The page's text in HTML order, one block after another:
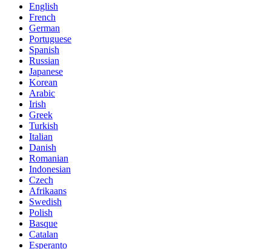
English
French
German
Portuguese
Spanish
Russian
Japanese
Korean
Arabic
Irish
Greek
Turkish
Italian
Danish
Romanian
Indonesian
Czech
Afrikaans
Swedish
Polish
Basque
Catalan
Esperanto